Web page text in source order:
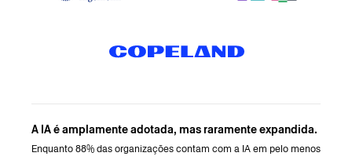
A IA é amplamente adotada, mas raramente expandida.
Enquanto88% das organizações contam com a IA em pelo menos